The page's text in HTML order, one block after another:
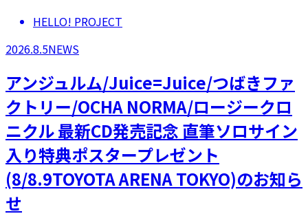
HELLO! PROJECT
2026.8.5NEWS
アンジュルム/Juice=Juice/つばきファ
クトリー/OCHA NORMA/ロージークロ
ニクル 最新CD発売記念 直筆ソロサイン
入り特典ポスタープレゼント
(8/8.9TOYOTA ARENA TOKYO)のお知ら
せ